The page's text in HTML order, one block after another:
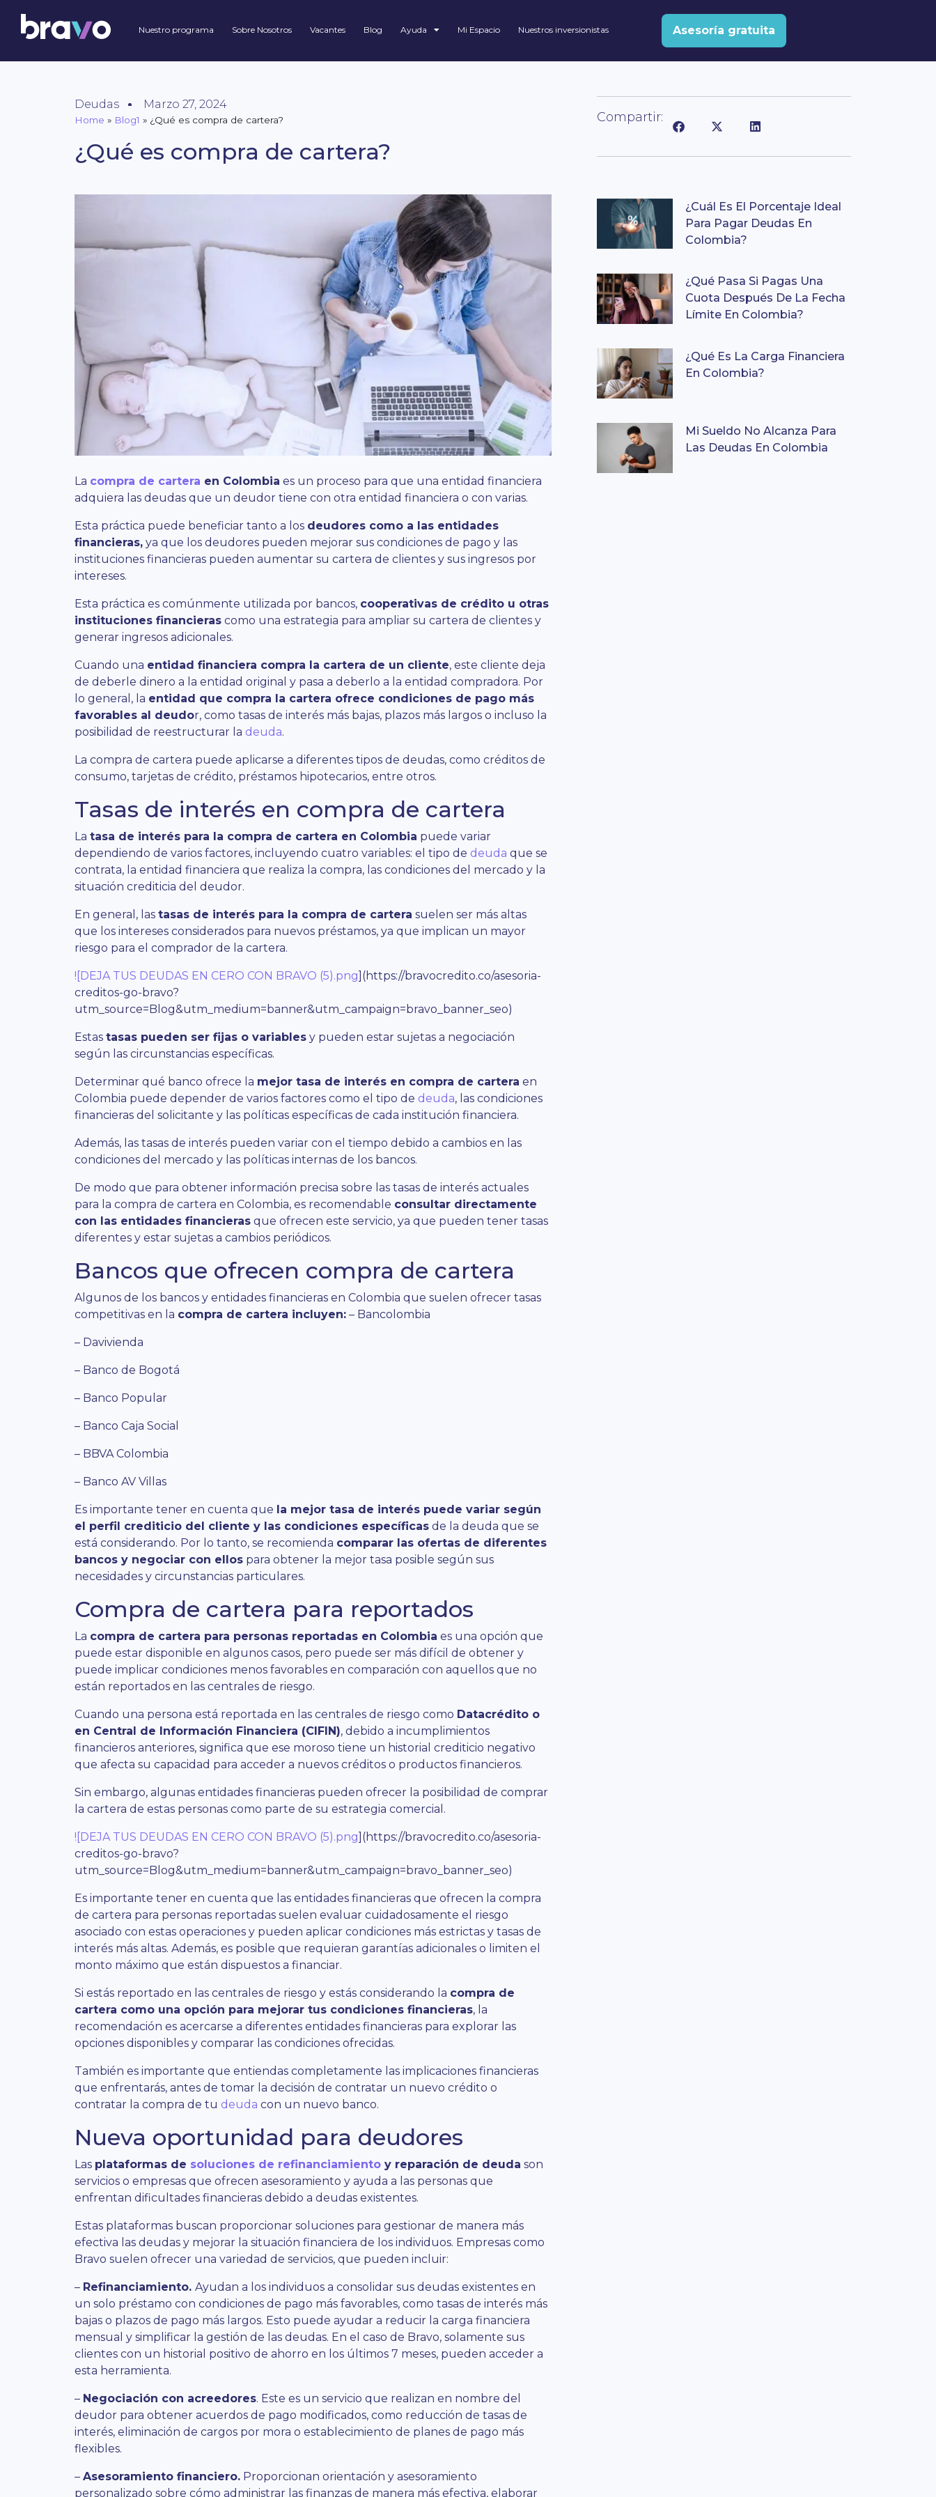
Nuestro programa Sobre Nosotros Vacantes Blog Ayuda Mi Espacio Nuestros inversionistas Asesoría gratuita
Deudas Marzo 27, 2024
Home » Blog1 » ¿Qué es compra de cartera?
¿Qué es compra de cartera?
La compra de cartera en Colombia es un proceso para que una entidad financiera
adquiera las deudas que un deudor tiene con otra entidad financiera o con varias.
Esta práctica puede beneficiar tanto a los deudores como a las entidades
financieras, ya que los deudores pueden mejorar sus condiciones de pago y las
instituciones financieras pueden aumentar su cartera de clientes y sus ingresos por
intereses.
Esta práctica es comúnmente utilizada por bancos, cooperativas de crédito u otras
instituciones financieras como una estrategia para ampliar su cartera de clientes y
generar ingresos adicionales.
Cuando una entidad financiera compra la cartera de un cliente, este cliente deja
de deberle dinero a la entidad original y pasa a deberlo a la entidad compradora. Por
lo general, la entidad que compra la cartera ofrece condiciones de pago más
favorables al deudor, como tasas de interés más bajas, plazos más largos o incluso la
posibilidad de reestructurar la deuda.
La compra de cartera puede aplicarse a diferentes tipos de deudas, como créditos de
consumo, tarjetas de crédito, préstamos hipotecarios, entre otros.
Tasas de interés en compra de cartera
La tasa de interés para la compra de cartera en Colombia puede variar
dependiendo de varios factores, incluyendo cuatro variables: el tipo de deuda que se
contrata, la entidad financiera que realiza la compra, las condiciones del mercado y la
situación crediticia del deudor.
En general, las tasas de interés para la compra de cartera suelen ser más altas
que los intereses considerados para nuevos préstamos, ya que implican un mayor
riesgo para el comprador de la cartera.
![DEJA TUS DEUDAS EN CERO CON BRAVO (5).png ](https://bravocredito.co/asesoria-
creditos-go-bravo?
utm_source=Blog&utm_medium=banner&utm_campaign=bravo_banner_seo)
Estas tasas pueden ser fijas o variables y pueden estar sujetas a negociación
según las circunstancias específicas.
Determinar qué banco ofrece la mejor tasa de interés en compra de cartera en
Colombia puede depender de varios factores como el tipo de deuda, las condiciones
financieras del solicitante y las políticas específicas de cada institución financiera.
Además, las tasas de interés pueden variar con el tiempo debido a cambios en las
condiciones del mercado y las políticas internas de los bancos.
De modo que para obtener información precisa sobre las tasas de interés actuales
para la compra de cartera en Colombia, es recomendable consultar directamente
con las entidades financieras que ofrecen este servicio, ya que pueden tener tasas
diferentes y estar sujetas a cambios periódicos.
Bancos que ofrecen compra de cartera
Algunos de los bancos y entidades financieras en Colombia que suelen ofrecer tasas
competitivas en la compra de cartera incluyen: – Bancolombia
– Davivienda
– Banco de Bogotá
– Banco Popular
– Banco Caja Social
– BBVA Colombia
– Banco AV Villas
Es importante tener en cuenta que la mejor tasa de interés puede variar según
el perfil crediticio del cliente y las condiciones específicas de la deuda que se
está considerando. Por lo tanto, se recomienda comparar las ofertas de diferentes
bancos y negociar con ellos para obtener la mejor tasa posible según sus
necesidades y circunstancias particulares.
Compra de cartera para reportados
La compra de cartera para personas reportadas en Colombia es una opción que
puede estar disponible en algunos casos, pero puede ser más difícil de obtener y
puede implicar condiciones menos favorables en comparación con aquellos que no
están reportados en las centrales de riesgo.
Cuando una persona está reportada en las centrales de riesgo como Datacrédito o
en Central de Información Financiera (CIFIN), debido a incumplimientos
financieros anteriores, significa que ese moroso tiene un historial crediticio negativo
que afecta su capacidad para acceder a nuevos créditos o productos financieros.
Sin embargo, algunas entidades financieras pueden ofrecer la posibilidad de comprar
la cartera de estas personas como parte de su estrategia comercial.
![DEJA TUS DEUDAS EN CERO CON BRAVO (5).png ](https://bravocredito.co/asesoria-
creditos-go-bravo?
utm_source=Blog&utm_medium=banner&utm_campaign=bravo_banner_seo)
Es importante tener en cuenta que las entidades financieras que ofrecen la compra
de cartera para personas reportadas suelen evaluar cuidadosamente el riesgo
asociado con estas operaciones y pueden aplicar condiciones más estrictas y tasas de
interés más altas. Además, es posible que requieran garantías adicionales o limiten el
monto máximo que están dispuestos a financiar.
Si estás reportado en las centrales de riesgo y estás considerando la compra de
cartera como una opción para mejorar tus condiciones financieras, la
recomendación es acercarse a diferentes entidades financieras para explorar las
opciones disponibles y comparar las condiciones ofrecidas.
También es importante que entiendas completamente las implicaciones financieras
que enfrentarás, antes de tomar la decisión de contratar un nuevo crédito o
contratar la compra de tu deuda con un nuevo banco.
Nueva oportunidad para deudores
Las plataformas de soluciones de refinanciamiento y reparación de deuda son
servicios o empresas que ofrecen asesoramiento y ayuda a las personas que
enfrentan dificultades financieras debido a deudas existentes.
Estas plataformas buscan proporcionar soluciones para gestionar de manera más
efectiva las deudas y mejorar la situación financiera de los individuos. Empresas como
Bravo suelen ofrecer una variedad de servicios, que pueden incluir:
– Refinanciamiento. Ayudan a los individuos a consolidar sus deudas existentes en
un solo préstamo con condiciones de pago más favorables, como tasas de interés más
bajas o plazos de pago más largos. Esto puede ayudar a reducir la carga financiera
mensual y simplificar la gestión de las deudas. En el caso de Bravo, solamente sus
clientes con un historial positivo de ahorro en los últimos 7 meses, pueden acceder a
esta herramienta.
– Negociación con acreedores. Este es un servicio que realizan en nombre del
deudor para obtener acuerdos de pago modificados, como reducción de tasas de
interés, eliminación de cargos por mora o establecimiento de planes de pago más
flexibles.
– Asesoramiento financiero. Proporcionan orientación y asesoramiento
personalizado sobre cómo administrar las finanzas de manera más efectiva, elaborar
Compartir:
¿Cuál Es El Porcentaje Ideal
Para Pagar Deudas En
Colombia?
¿Qué Pasa Si Pagas Una
Cuota Después De La Fecha
Límite En Colombia?
¿Qué Es La Carga Financiera
En Colombia?
Mi Sueldo No Alcanza Para
Las Deudas En Colombia